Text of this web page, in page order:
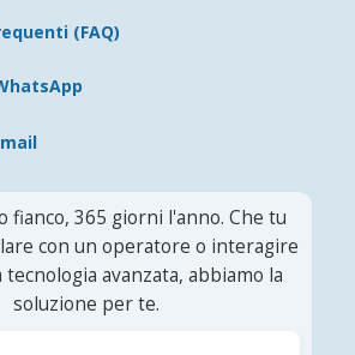
(FAQ)
fianco, 365 giorni l'anno. Che tu
con un operatore o interagire
avanzata, abbiamo la
soluzione per te.